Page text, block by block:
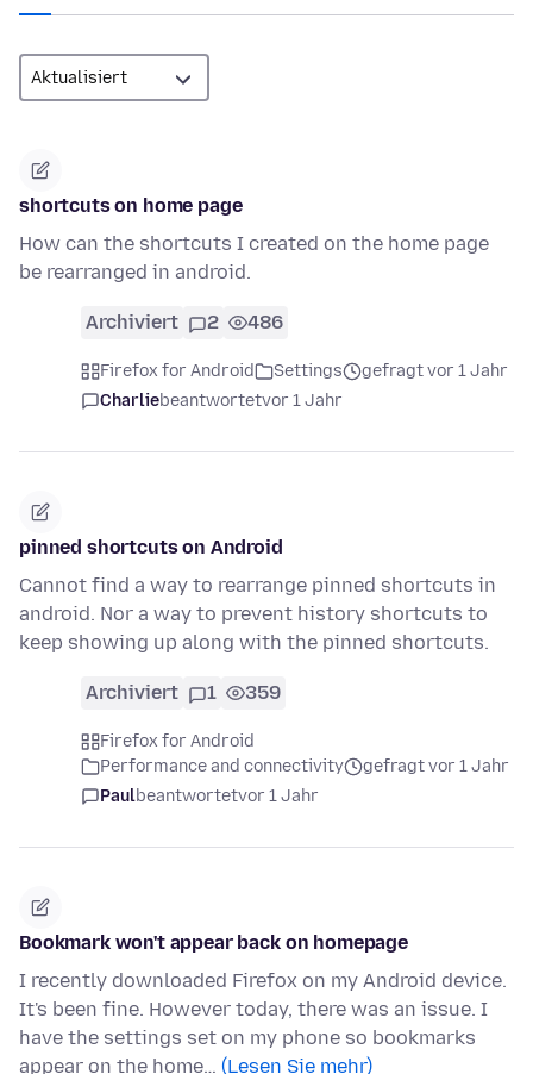
shortcuts on home page
How can the shortcuts I created on the home page
be rearranged in android.
Archiviert 2 486
Firefox for Android Settings
gefragt vor 1 Jahr
Charliebeantwortetvor 1 Jahr
pinned shortcuts on Android
Cannot find a way to rearrange pinned shortcuts in
android. Nor a way to prevent history shortcuts to
keep showing up along with the pinned shortcuts.
Archiviert 1 359
Firefox for Android
Performance and connectivity
gefragt vor 1 Jahr
Paulbeantwortetvor 1 Jahr
Bookmark won't appear back on homepage
I recently downloaded Firefox on my Android device.
It's been fine. However today, there was an issue. I
have the settings set on my phone so bookmarks
appear on the home… (Lesen Sie mehr)